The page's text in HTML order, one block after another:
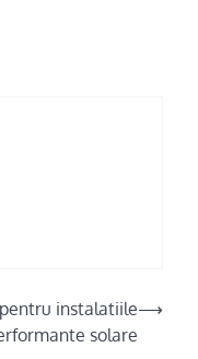
instalatiile
solare
⟶